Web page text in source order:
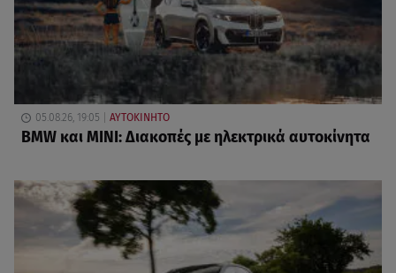
05.08.26, 19:05 ΑΥΤΟΚΙΝΗΤΟ
BMW και MINI: Διακοπές με ηλεκτρικά αυτοκίνητα